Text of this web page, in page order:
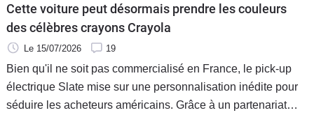
Cette voiture peut désormais prendre les couleurs
des célèbres crayons Crayola
Le 15/07/2026 19
Bien qu'il ne soit pas commercialisé en France, le pick-up
électrique Slate mise sur une personnalisation inédite pour
séduire les acheteurs américains. Grâce à un partenariat